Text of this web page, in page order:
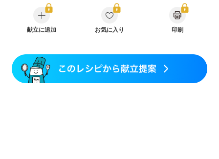
妊娠中(初期)
妊婦健診・体重増加が気になる（初期）
妊婦健診・血圧が気になる（初期）
妊婦健診・血糖値が気になる（初期）
妊娠高血圧(中期)
フレイル（年齢に合わせた体作り）
ニキビ・肌荒れ
妊活中 更年期
献立に追加 お気に入り 印刷